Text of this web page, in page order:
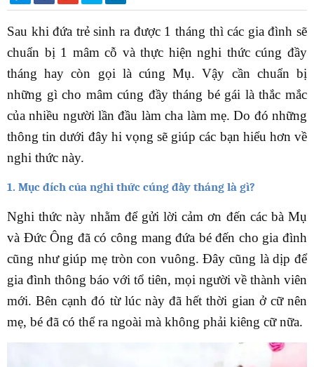
Sau khi đứa trẻ sinh ra được 1 tháng thì các gia đình sẽ
chuẩn bị 1 mâm cỗ và thực hiện nghi thức cúng đầy
tháng hay còn gọi là cúng Mụ. Vậy cần chuẩn bị
những gì cho mâm cúng đầy tháng bé gái là thắc mắc
của nhiều người lần đầu làm cha làm mẹ. Do đó những
thông tin dưới đây hi vọng sẽ giúp các bạn hiểu hơn về
nghi thức này.
1. Mục đích của nghi thức cúng đầy tháng là gì?
Nghi thức này nhằm để gửi lời cảm ơn đến các bà Mụ
và Đức Ông đã có công mang đứa bé đến cho gia đình
cũng như giúp mẹ tròn con vuông. Đây cũng là dịp để
gia đình thông báo với tổ tiên, mọi người về thành viên
mới. Bên cạnh đó từ lúc này đã hết thời gian ở cữ nên
mẹ, bé đã có thể ra ngoài mà không phải kiêng cữ nữa.